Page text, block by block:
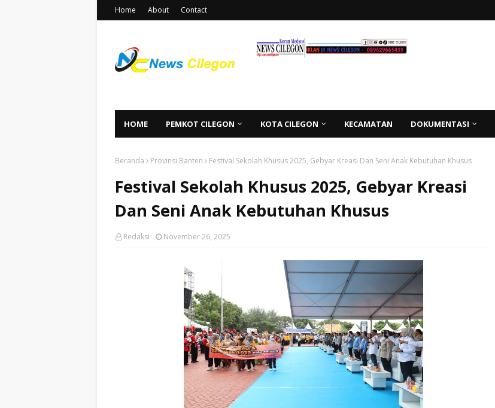
Home About Contact
HOME PEMKOT CILEGON KOTA CILEGON KECAMATAN DOKUMENTASI
Beranda Provinsi Banten Festival Sekolah Khusus 2025, Gebyar Kreasi Dan Seni Anak Kebutuhan Khusus
Festival Sekolah Khusus 2025, Gebyar Kreasi
Dan Seni Anak Kebutuhan Khusus
Redaksi November 26, 2025